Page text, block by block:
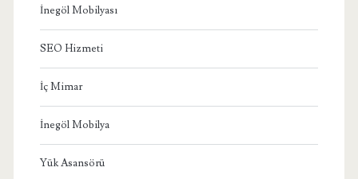
İnegöl Mobilyası
SEO Hizmeti
İç Mimar
İnegöl Mobilya
Yük Asansörü